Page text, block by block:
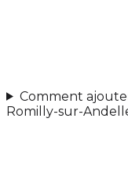
Comment
Romilly-sur-